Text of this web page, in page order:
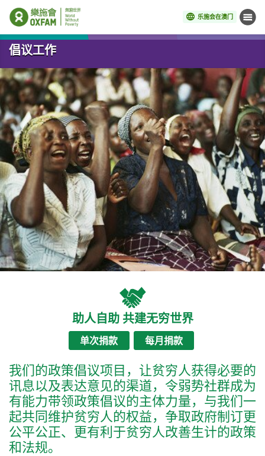
乐施会在澳门 菜单
开始主要内容
倡议工作
助人自助 共建无穷世界
单次捐款 每月捐款
我们的政策倡议项目，让贫穷人获得必要的
讯息以及表达意见的渠道，令弱势社群成为
有能力带领政策倡议的主体力量，与我们一
起共同维护贫穷人的权益，争取政府制订更
公平公正、更有利于贫穷人改善生计的政策
和法规。